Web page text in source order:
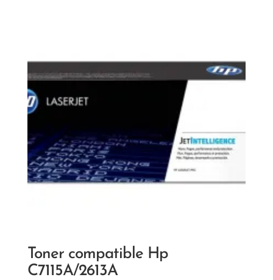
Toner compatible Hp
C7115A/2613A